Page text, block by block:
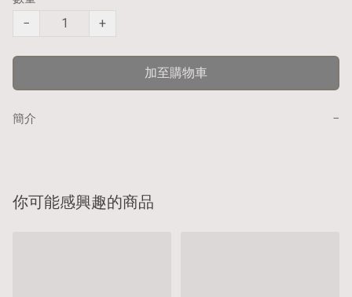
− +
加至購物車
簡介 −
你可能感興趣的商品